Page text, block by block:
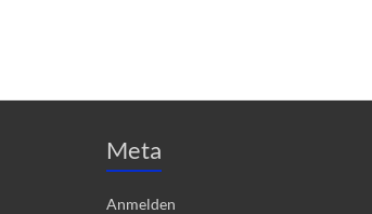
Meta
Anmelden